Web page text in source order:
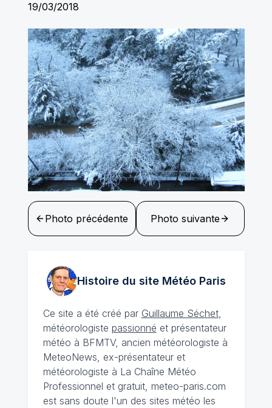
19/03/2018
Photo précédente Photo suivante
Histoire du site MétéoParis
Ce site a été créé par Guillaume Séchet,
météorologiste passionné et présentateur
météo à BFMTV, ancien météorologiste à
MeteoNews, ex-présentateur et
météorologiste à La Chaîne Météo
Professionnel et gratuit, meteo-paris.com
est sans doute l'un des sites météo les